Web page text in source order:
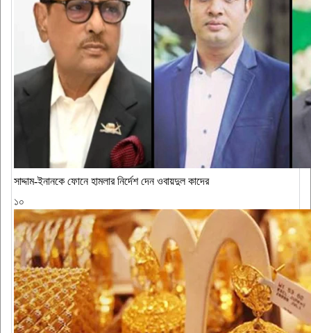
সাদ্দাম-ইনানকে ফোনে হামলার নির্দেশ দেন ওবায়দুল কাদের
১০